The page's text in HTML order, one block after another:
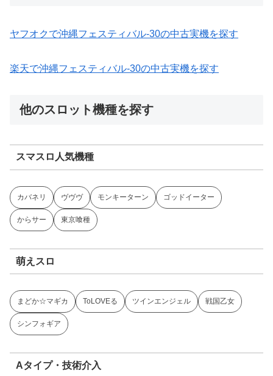
ヤフオクで沖縄フェスティバル-30の中古実機を探す
楽天で沖縄フェスティバル-30の中古実機を探す
他のスロット機種を探す
スマスロ人気機種
カバネリ ヴヴヴ モンキーターン ゴッドイーター
からサー 東京喰種
萌えスロ
まどか☆マギカ ToLOVEる ツインエンジェル 戦国乙女
シンフォギア
Aタイプ・技術介入